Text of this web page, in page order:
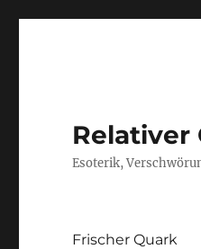
Relativer
Esoterik,
Frischer Quark